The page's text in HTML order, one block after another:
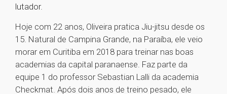
lutador.
Hoje com 22 anos, Oliveira pratica Jiu-jitsu desde os
15. Natural de Campina Grande, na Paraíba, ele veio
morar em Curitiba em 2018 para treinar nas boas
academias da capital paranaense. Faz parte da
equipe 1 do professor Sebastian Lalli da academia
Checkmat. Após dois anos de treino pesado, ele